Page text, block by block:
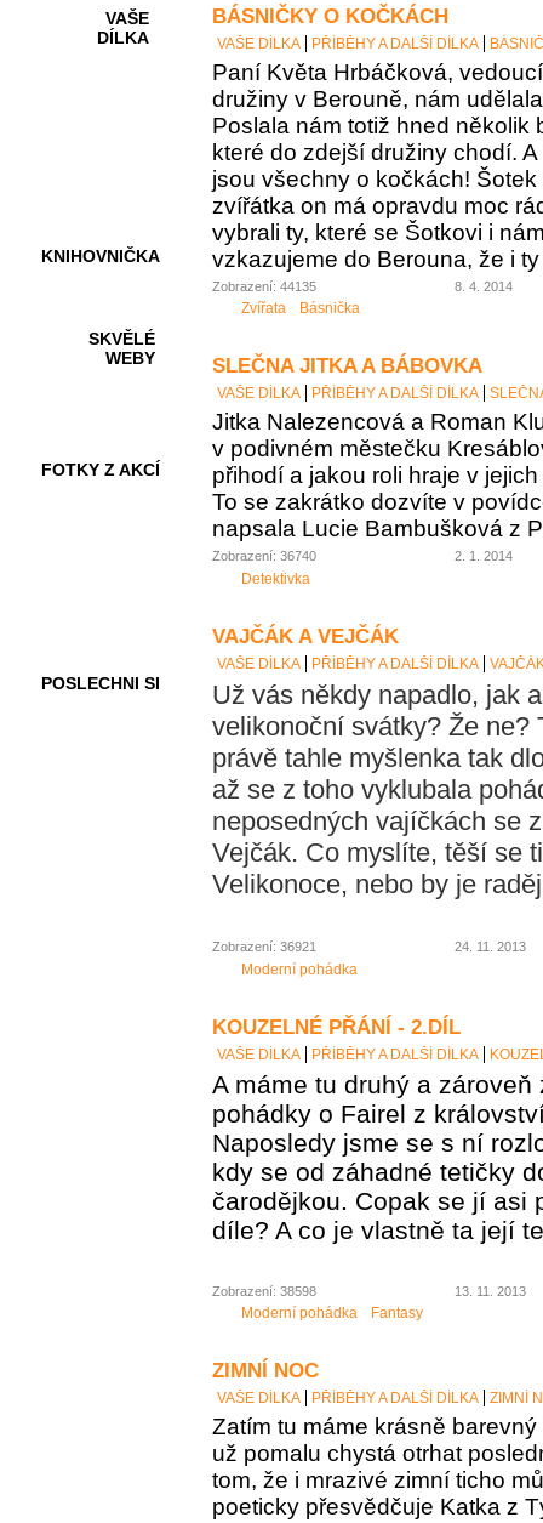
VAŠE
DÍLKA
KNIHOVNIČKA
SKVĚLÉ
WEBY
FOTKY Z AKCÍ
POSLECHNI SI
BÁSNIČKY O KOČKÁCH
VAŠE DÍLKA PŘÍBĚHY A DALŠÍ DÍLKA
Paní Květa Hrbáčková,
družiny v Berouně, nám
Poslala nám totiž hned několik
které do zdejší družiny chodí.
jsou všechny o kočkách!
zvířátka on má opravdu moc
vybrali ty, které se Šotkovi i
vzkazujeme do Berouna, že i
Zobrazení: 44135 8. 4. 2014
Zvířata Básnička
SLEČNA JITKA A BÁBOVKA
VAŠE DÍLKA PŘÍBĚHY A DALŠÍ DÍLKA
Jitka Nalezencová a Roman
v podivném městečku
přihodí a jakou roli hraje v
To se zakrátko dozvíte v
napsala Lucie Bambušková z
Zobrazení: 36740 2. 1. 2014
Detektivka
VAJČÁK A VEJČÁK
VAŠE DÍLKA PŘÍBĚHY A DALŠÍ DÍLKA
Už vás někdy napadlo, jak
velikonoční svátky? Že ne?
právě tahle myšlenka tak
až se z toho vyklubala
neposedných vajíčkách se
Vejčák. Co myslíte, těší se
Velikonoce, nebo by je
Zobrazení: 36921 24. 11. 2013
Moderní pohádka
KOUZELNÉ PŘÁNÍ - 2.DÍL
VAŠE DÍLKA PŘÍBĚHY A DALŠÍ DÍLKA
A máme tu druhý a zároveň
pohádky o Fairel z
Naposledy jsme se s ní
kdy se od záhadné tetičky
čarodějkou. Copak se jí asi
díle? A co je vlastně ta její
Zobrazení: 38598 13. 11. 2013
Moderní pohádka Fantasy
ZIMNÍ NOC
VAŠE DÍLKA PŘÍBĚHY A DALŠÍ DÍLKA ZIMNÍ
Zatím tu máme krásně
už pomalu chystá otrhat
tom, že i mrazivé zimní ticho
poeticky přesvědčuje Katka z